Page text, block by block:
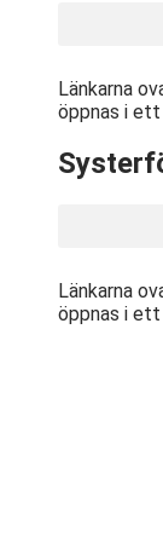
Länkarna
öppnas i
Länkarna
öppnas i